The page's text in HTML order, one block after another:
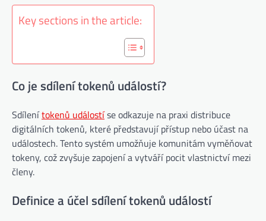
Key sections in the article:
Co je sdílení tokenů událostí?
Sdílenítokenů událostíse odkazuje na praxi distribuce
digitálních tokenů, které představují přístup nebo účast na
událostech. Tento systém umožňuje komunitám vyměňovat
tokeny, což zvyšuje zapojení a vytváří pocit vlastnictví mezi
členy.
Definice a účel sdílení tokenů událostí